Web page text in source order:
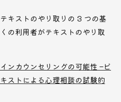
キストのやり取りの 3 つの基
の利用者がテキストのやり取
ンカウンセリングの可能性 –ビ
ストによる心理相談の試験的